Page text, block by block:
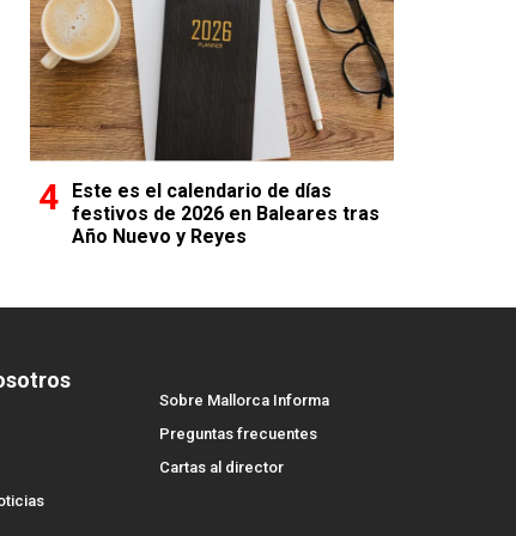
Este es el calendario de días
festivos de 2026 en Baleares tras
Año Nuevo y Reyes
Sobre Mallorca Informa
Preguntas frecuentes
Cartas al director